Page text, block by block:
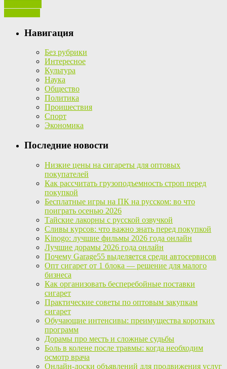
Навигация
Без рубрики
Интересное
Культура
Наука
Общество
Политика
Проишествия
Спорт
Экономика
Последние новости
Низкие цены на сигареты для оптовых
покупателей
Как рассчитать грузоподъемность строп перед
покупкой
Бесплатные игры на ПК на русском: во что
поиграть осенью 2026
Тайские лакорны с русской озвучкой
Сливы курсов: что важно знать перед покупкой
Kinogo: лучшие фильмы 2026 года онлайн
Лучшие дорамы 2026 года онлайн
Почему Garage55 выделяется среди автосервисов
Опт сигарет от 1 блока — решение для малого
бизнеса
Как организовать бесперебойные поставки
сигарет
Практические советы по оптовым закупкам
сигарет
Обучающие интенсивы: преимущества коротких
программ
Дорамы про месть и сложные судьбы
Боль в колене после травмы: когда необходим
осмотр врача
Онлайн-доски объявлений для продвижения услуг